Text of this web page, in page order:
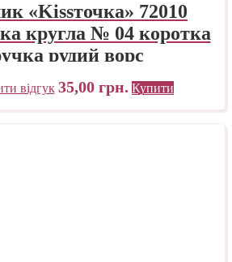
«Kissточка» 72010
кругла № 04 коротка
рудий ворс
відгук 35,00 грн. Купити